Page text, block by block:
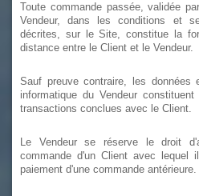
Toute commande passée, validée
Vendeur, dans les conditions et
décrites, sur le Site, constitue la
distance entre le Client et le Vendeur.
Sauf preuve contraire, les données
informatique du Vendeur
transactions conclues avec le Client.
Le Vendeur se réserve le droit
commande d'un Client avec lequel
paiement d'une commande antérieure.